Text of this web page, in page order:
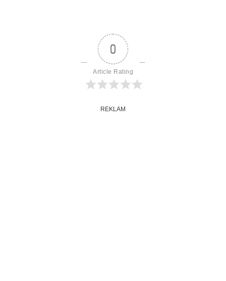
0
Article Rating
REKLAM